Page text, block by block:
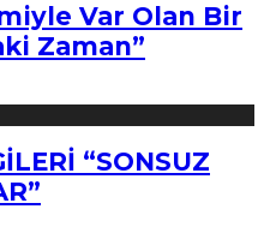
Var Olan Bir
Zaman”
“SONSUZ